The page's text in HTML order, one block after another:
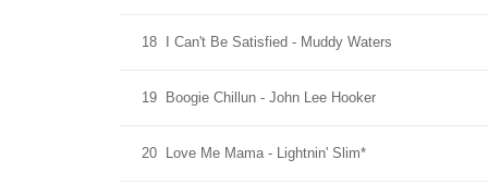
18 I Can't Be Satisfied - Muddy Waters
19 Boogie Chillun - John Lee Hooker
20 Love Me Mama - Lightnin' Slim*